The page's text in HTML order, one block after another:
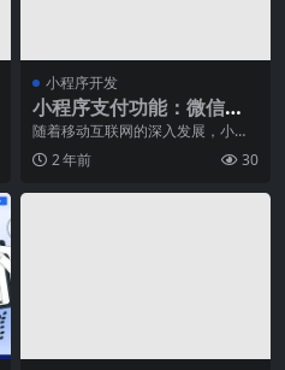
小程序开发
小程序支付功能：微信支
付与支付宝支付集成教程
随着移动互联网的深入发展，小程
序也在逐步得到人们的青睐。在小
程序中，支付功能是一
2 年前 30